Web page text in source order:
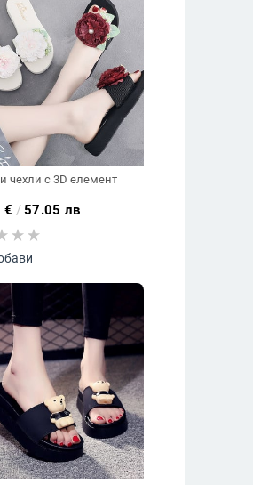
чехли с 3D елемент
€ /57.05 лв